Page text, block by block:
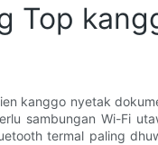
Top
kanggo nyetak
sambungan Wi-Fi
termal paling